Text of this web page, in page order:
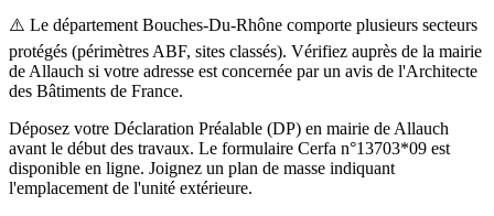
⚠️ Le département Bouches-Du-Rhône comporte plusieurs secteurs
protégés (périmètres ABF, sites classés). Vérifiez auprès de la mairie
de Allauch si votre adresse est concernée par un avis de l'Architecte
des Bâtiments de France.
Déposez votre Déclaration Préalable (DP) en mairie de Allauch
avant le début des travaux. Le formulaire Cerfa n°13703*09 est
disponible en ligne. Joignez un plan de masse indiquant
l'emplacement de l'unité extérieure.